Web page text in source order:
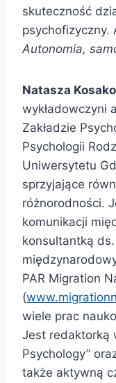
skuteczność
psychofizyczny.
Autonomia,
Natasza
wykładowczyni
Zakładzie
Psychologii
Uniwersytetu
sprzyjające
różnorodności.
komunikacji
konsultantką
PAR Migration
(
wiele prac
Jest redaktorką
Psychology”
także aktywną